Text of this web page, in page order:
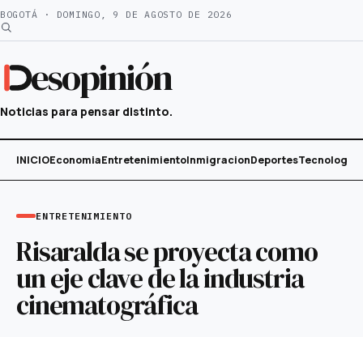
Saltar
al
BOGOTÁ · DOMINGO, 9 DE AGOSTO DE 2026
esopinión
Noticias para pensar distinto.
INICIOEconomiaEntretenimientoInmigracionDeportesTecnología
ENTRETENIMIENTO
Risaralda se proyecta como
un eje clave de la industria
cinematográfica